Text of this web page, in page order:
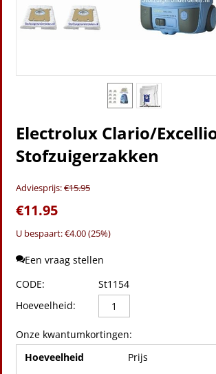
Electrolux Clario/
Stofzuigerzakken
Adviesprijs:€15.95
€11.95
U bespaart: €4.00(25%)
Een vraag stellen
CODE:
St1154
Hoeveelheid:
Onze kwantumkortingen:
Hoeveelheid
Prijs